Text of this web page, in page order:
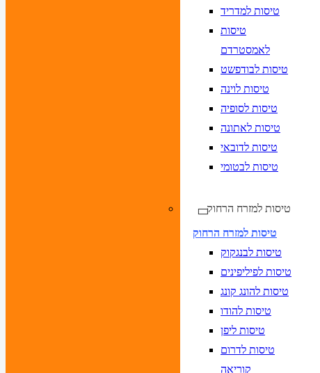
טיסות למדריד
טיסות
לאמסטרדם
טיסות לבודפשט
טיסות לוינה
טיסות לסופיה
טיסות לאתונה
טיסות לדובאי
טיסות לבטומי
טיסות למזרח הרחוק
טיסות למזרח הרחוק
טיסות לבנגקוק
טיסות לפיליפינים
טיסות להונג קונג
טיסות להודו
טיסות ליפן
טיסות לדרום
קוריאה